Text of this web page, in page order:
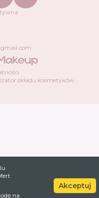
na
Akceptuj
składu kosmetyków.